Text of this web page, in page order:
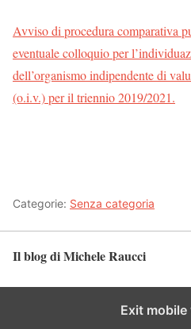
Avviso di procedura comparativa
eventuale colloquio per
dell’organismo indipendente di
(o.i.v.) per il triennio 2019/2021.
Categorie: Senza categoria
Il blog di Michele Raucci
Exit mobile